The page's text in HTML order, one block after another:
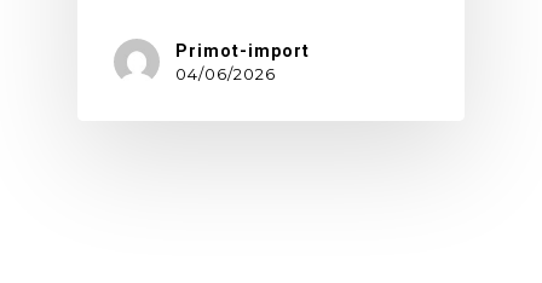
Primot-import
04/06/2026